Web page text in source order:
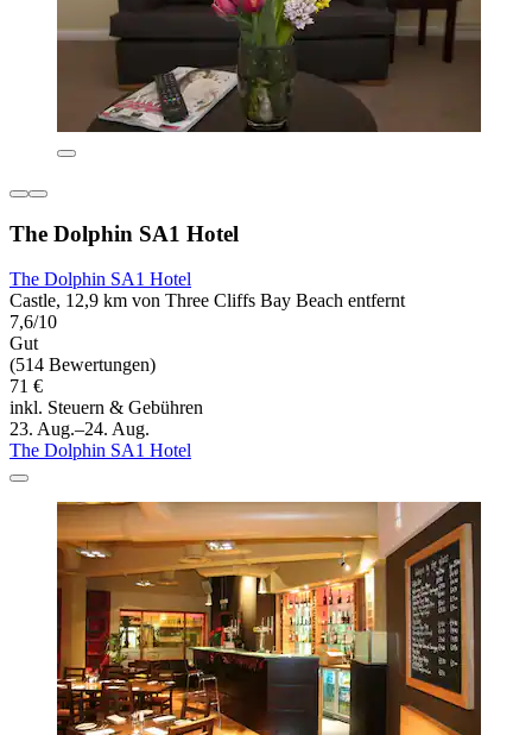
The Dolphin SA1 Hotel
The Dolphin SA1 Hotel
Castle, 12,9 km von Three Cliffs Bay Beach entfernt
7,6/10
Gut
(514 Bewertungen)
71 €
inkl. Steuern & Gebühren
23. Aug.–24. Aug.
The Dolphin SA1 Hotel